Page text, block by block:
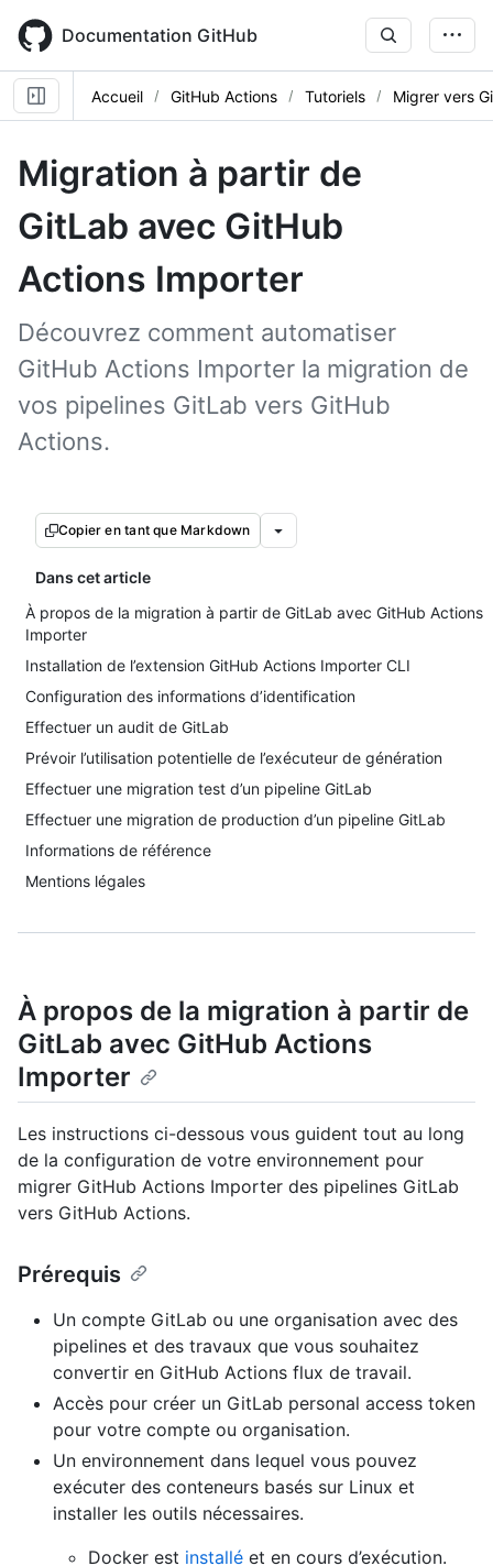
main
content
Documentation GitHub
Accueil GitHub Actions Tutoriels Migrer vers
Migration à partir de
GitLab avec GitHub
Actions Importer
Découvrez comment automatiser
GitHub Actions Importer la migration de
vos pipelines GitLab vers GitHub
Actions.
Copier en tant que Markdown
Dans cet article
À propos de la migration à partir de GitLab avec GitHub Actions
Importer
Installation de l’extension GitHub Actions Importer CLI
Configuration des informations d’identification
Effectuer un audit de GitLab
Prévoir l’utilisation potentielle de l’exécuteur de génération
Effectuer une migration test d’un pipeline GitLab
Effectuer une migration de production d’un pipeline GitLab
Informations de référence
Mentions légales
À propos de la migration à partir de
GitLab avec GitHub Actions
Importer
Les instructions ci-dessous vous guident tout au long
de la configuration de votre environnement pour
migrer GitHub Actions Importer des pipelines GitLab
vers GitHub Actions.
Prérequis
Un compte GitLab ou une organisation avec des
pipelines et des travaux que vous souhaitez
convertir en GitHub Actions flux de travail.
Accès pour créer un GitLab personal access token
pour votre compte ou organisation.
Un environnement dans lequel vous pouvez
exécuter des conteneurs basés sur Linux et
installer les outils nécessaires.
Docker est installé et en cours d’exécution.